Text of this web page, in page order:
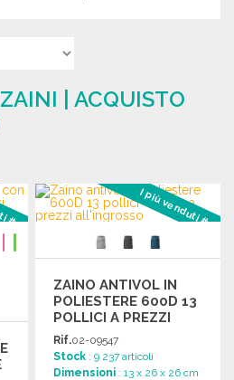
| ACQUISTO
#1 I più venduti #2
ZAINO ANTIVOL IN
POLIESTERE 600D 13
POLLICI A PREZZI
ALL'INGROSSO
Rif.02-09547
Stock : 9 237 articoli
Dimensioni : 13 x 26 x 26 cm